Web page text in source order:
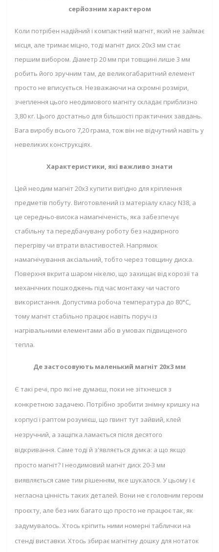
серйозним характером
Коли потрібен надійний і компактний магніт, який не займає
місця, але тримає міцно, тоді магніт диск 20х3 мм стає
першим вибором. Діаметр 20 мм при товщині лише 3 мм
робить його зручним там, де великогабаритний елемент
просто не вписується. Незважаючи на скромні розміри,
зчеплення цього неодимового магніту складає приблизно
3,80 кг. Цього достатньо для більшості практичних завдань.
Вага виробу всього 7,20 грама, тож він не відчутний навіть у
невеликих конструкціях.
Характеристики, які важливо знати
Цей неодим магніт 20x3 купити вигідно для кріплення
предметів побуту. Виготовлений із матеріалу класу N38, а
це середньо-висока намагніченість, яка забезпечує
стабільну та передбачувану роботу без надмірного
перегріву чи втрати властивостей. Напрямок
намагнічування аксіальний, тобто через товщину диска.
Поверхня вкрита шаром нікелю, що захищає від корозії та
механічних пошкоджень під час монтажу чи частого
використання. Допустима робоча температура до 80°C,
тому магніт стабільно працює навіть поруч із
нагрівальними елементами або в умовах підвищеного
тепла.
Де застосовують маленький магніт 20x3 мм
Є такі речі, про які не думаєш, поки не зіткнешся з
конкретною задачею. Потрібно зробити знімну кришку на
корпусі і раптом розумієш, що гвинт тут зайвий, клей
незручний, а защіпка ламається після десятого
відкривання. Саме тоді й з'являється думка: а що якщо
просто магніт? І неодимовий магніт диск 20-3 мм
виявляється саме тим рішенням, яке шукалося. У цьому і є
негласна цінність таких деталей. Вони не є головним героєм
проєкту, але без них багато що просто не працює так, як
задумувалось. Хтось кріпить ними номерні таблички на
стенді виставки. Хтось збирає магнітну дошку для нотаток